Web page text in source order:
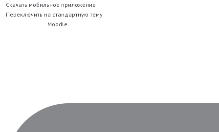
Скачать мобильное приложение
Переключить на стандартную тему
Moodle